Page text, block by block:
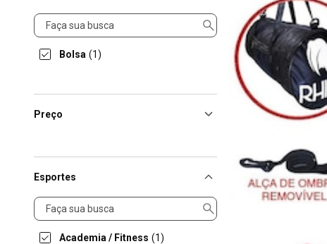
Produto
Bolsa (1)
Preço
Esportes
Esportes
Academia / Fitness (1)